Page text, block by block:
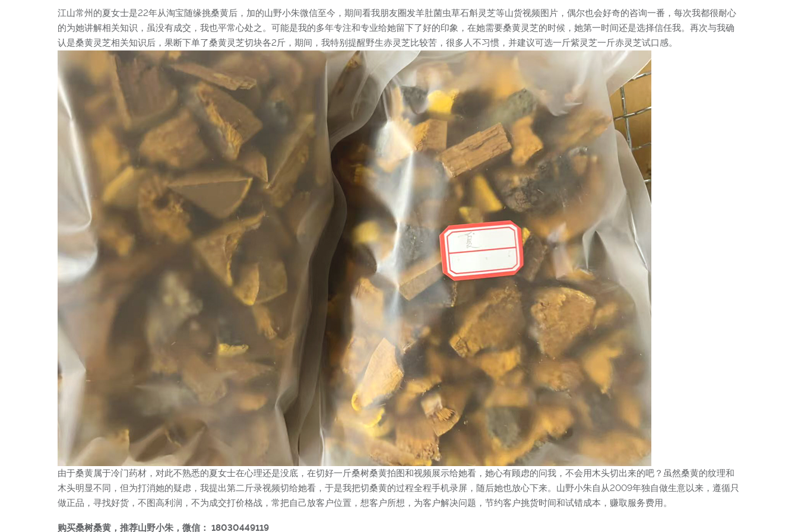
江山常州的夏女士是22年从淘宝随缘挑桑黄后，加的山野小朱微信至今，期间看我朋友圈发羊肚菌虫草石斛灵芝等山货视频图片，偶尔也会好奇的咨询一番，每次我都很耐心
的为她讲解相关知识，虽没有成交，我也平常心处之。可能是我的多年专注和专业给她留下了好的印象，在她需要桑黄灵芝的时候，她第一时间还是选择信任我。再次与我确
认是桑黄灵芝相关知识后，果断下单了桑黄灵芝切块各2斤，期间，我特别提醒野生赤灵芝比较苦，很多人不习惯，并建议可选一斤紫灵芝一斤赤灵芝试口感。
由于桑黄属于冷门药材，对此不熟悉的夏女士在心理还是没底，在切好一斤桑树桑黄拍图和视频展示给她看，她心有顾虑的问我，不会用木头切出来的吧？虽然桑黄的纹理和
木头明显不同，但为打消她的疑虑，我提出第二斤录视频切给她看，于是我把切桑黄的过程全程手机录屏，随后她也放心下来。山野小朱自从2009年独自做生意以来，遵循只
做正品，寻找好货，不图高利润，不为成交打价格战，常把自己放客户位置，想客户所想，为客户解决问题，节约客户挑货时间和试错成本，赚取服务费用。
购买桑树桑黄，推荐山野小朱，微信： 18030449119